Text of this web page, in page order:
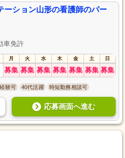
。高齢化社会を支える在宅介護の重要な
がらキャリアを築きませんか？スタッフ
います。ぜひご応募ください。
ーション山形の看護師のパー
車免許
月 火 水 木 金 土 日
募集 募集 募集 募集 募集 募集 募集
験可 40代活躍 時短勤務相談可
応募画面へ進む